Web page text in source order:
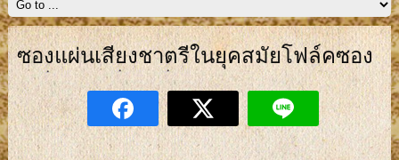
ซองแผ่นเสียงชาตรีในยุคสมัยโฟล์คซอง